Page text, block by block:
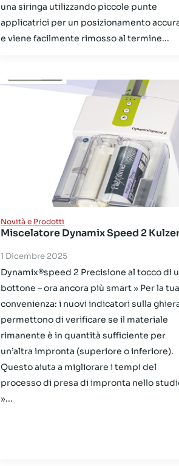
una siringa utilizzando piccole punte
applicatrici per un posizionamento
e viene facilmente rimosso al termine...
Novità e Prodotti
Miscelatore Dynamix Speed 2
1 Dicembre 2025
Dynamix®speed 2 Precisione al tocco di
bottone – ora ancora più smart » Per la tua
convenienza: i nuovi indicatori sulla
permettono di verificare se il materiale
rimanente è in quantità sufficiente per
un’altra impronta (superiore o inferiore).
Questo aiuta a migliorare i tempi del
processo di presa di impronta nello
»...